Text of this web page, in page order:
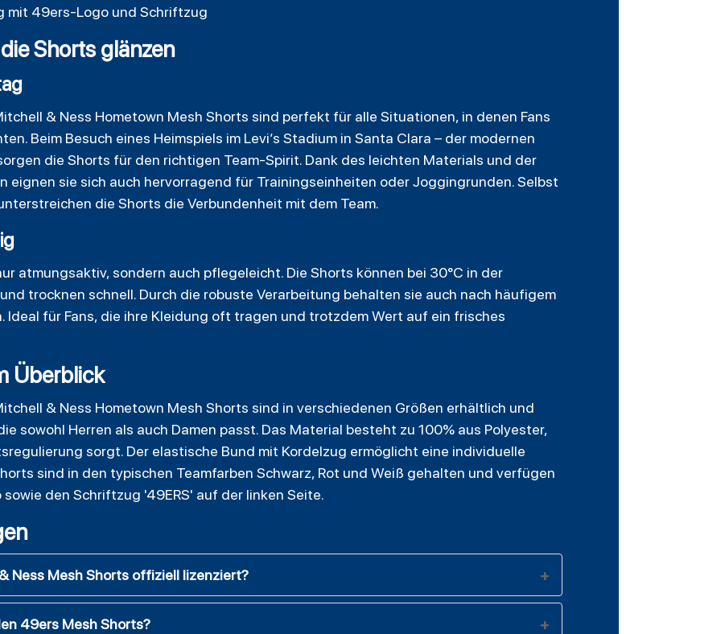
mit 49ers-Logo und Schriftzug
Shorts glänzen
& Ness Hometown Mesh Shorts sind perfekt für alle Situationen, in denen Fans
Beim Besuch eines Heimspiels im Levi’s Stadium in Santa Clara – der modernen
die Shorts für den richtigen Team-Spirit. Dank des leichten Materials und der
eignen sie sich auch hervorragend für Trainingseinheiten oder Joggingrunden. Selbst
die Shorts die Verbundenheit mit dem Team.
atmungsaktiv, sondern auch pflegeleicht. Die Shorts können bei 30°C in der
trocknen schnell. Durch die robuste Verarbeitung behalten sie auch nach häufigem
Ideal für Fans, die ihre Kleidung oft tragen und trotzdem Wert auf ein frisches
Überblick
& Ness Hometown Mesh Shorts sind in verschiedenen Größen erhältlich und
sowohl Herren als auch Damen passt. Das Material besteht zu 100% aus Polyester,
sorgt. Der elastische Bund mit Kordelzug ermöglicht eine individuelle
sind in den typischen Teamfarben Schwarz, Rot und Weiß gehalten und verfügen
den Schriftzug '49ERS' auf der linken Seite.
Ness Mesh Shorts offiziell lizenziert?
49ers Mesh Shorts?